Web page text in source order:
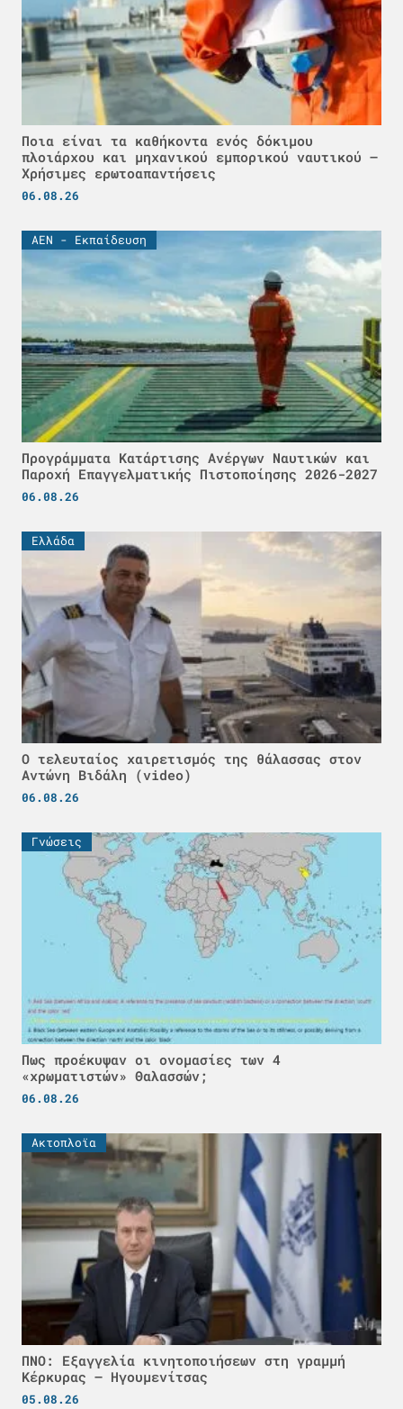
Ποια είναι τα καθήκοντα ενός δόκιμου
πλοιάρχου και μηχανικού εμπορικού ναυτικού –
Χρήσιμες ερωτοαπαντήσεις
06.08.26
ΑΕΝ - Εκπαίδευση
Προγράμματα Κατάρτισης Ανέργων Ναυτικών και
Παροχή Επαγγελματικής Πιστοποίησης 2026-2027
06.08.26
Ελλάδα
Ο τελευταίος χαιρετισμός της θάλασσας στον
Αντώνη Βιδάλη (video)
06.08.26
Γνώσεις
Πως προέκυψαν οι ονομασίες των 4
«χρωματιστών» Θαλασσών;
06.08.26
Ακτοπλοϊα
ΠΝΟ: Εξαγγελία κινητοποιήσεων στη γραμμή
Κέρκυρας – Ηγουμενίτσας
05.08.26